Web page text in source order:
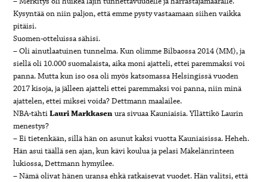
Kysyntää on niin paljon, että emme pysty vastaamaan siihen vaikka
pitäisi.
Suomen-otteluissa sähisi.
– Oli ainutlaatuinen tunnelma. Kun olimme Bilbaossa 2014 (MM), ja
siellä oli 10.000 suomalaista, aika moni ajatteli, ettei paremmaksi voi
panna. Mutta kun iso osa oli myös katsomassa Helsingissä vuoden
2017 kisoja, ja jälleen ajatteli ettei paremmaksi voi panna, niin minä
ajattelen, ettei miksei voida? Dettmann maalailee.
NBA-tähtiLauri Markkasenura sivuaa Kauniaisia. Yllättikö Laurin
menestys?
– Ei tietenkään, sillä hän on asunut kaksi vuotta Kauniaisissa. Heheh.
Hän asui täällä sen ajan, kun kävi koulua ja pelasi Mäkelänrinteen
lukiossa, Dettmann hymyilee.
– Nämä olivat hänen uransa ehkä ratkaisevat vuodet. Hän valitsi, että